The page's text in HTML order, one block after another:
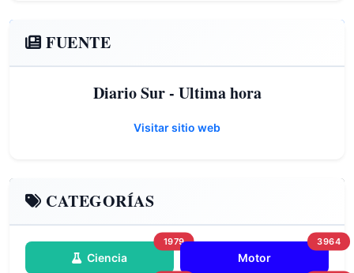
FUENTE
Diario Sur - Ultima hora
Visitar sitio web
CATEGORÍAS
Ciencia
1979
Motor
3964